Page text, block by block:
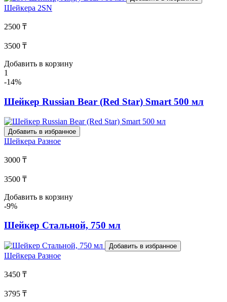
Шейкера 2SN
2500 ₸
3500 ₸
Добавить в корзину
1
-14%
Шейкер Russian Bear (Red Star) Smart 500 мл
Добавить в избранное
Шейкера Разное
3000 ₸
3500 ₸
Добавить в корзину
-9%
Шейкер Стальной, 750 мл
Добавить в избранное
Шейкера Разное
3450 ₸
3795 ₸